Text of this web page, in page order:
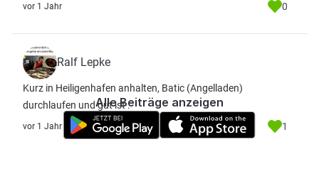
vor 1 Jahr 0
Ralf Lepke
Kurz in Heiligenhafen anhalten, Batic (Angelladen)
durchlaufen und gut ist .
vor 1 Jahr 1
Alle Beiträge anzeigen